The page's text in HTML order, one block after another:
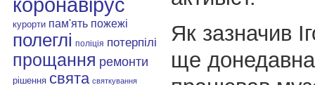
курорти пам'ять пожежі
полеглі поліція потерпілі
прощання ремонти
рішення свята святкування
Як зазначив
ще донедавна